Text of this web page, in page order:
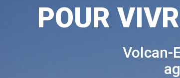
POUR
Volcan-